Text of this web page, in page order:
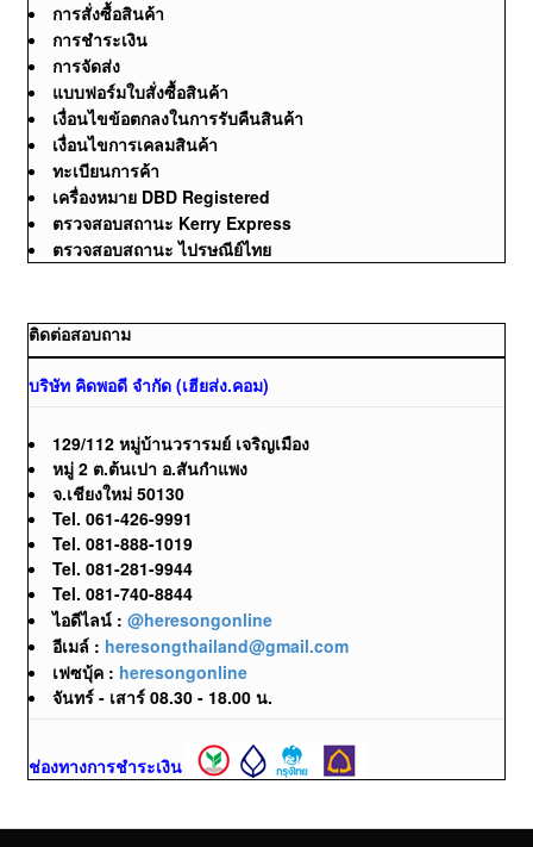
การสั่งซื้อสินค้า
การชำระเงิน
การจัดส่ง
แบบฟอร์มใบสั่งซื้อสินค้า
เงื่อนไขข้อตกลงในการรับคืนสินค้า
เงื่อนไขการเคลมสินค้า
ทะเบียนการค้า
เครื่องหมาย DBD Registered
ตรวจสอบสถานะ Kerry Express
ตรวจสอบสถานะ ไปรษณีย์ไทย
ติดต่อสอบถาม
บริษัท คิดพอดี จำกัด (เฮียส่ง.คอม)
129/112 หมู่บ้านวรารมย์ เจริญเมือง
หมู่ 2 ต.ต้นเปา อ.สันกำแพง
จ.เชียงใหม่ 50130
Tel. 061-426-9991
Tel. 081-888-1019
Tel. 081-281-9944
Tel. 081-740-8844
ไอดีไลน์ : @heresongonline
อีเมล์ : heresongthailand@gmail.com
เฟซบุ้ค : heresongonline
จันทร์ - เสาร์ 08.30 - 18.00 น.
ช่องทางการชำระเงิน